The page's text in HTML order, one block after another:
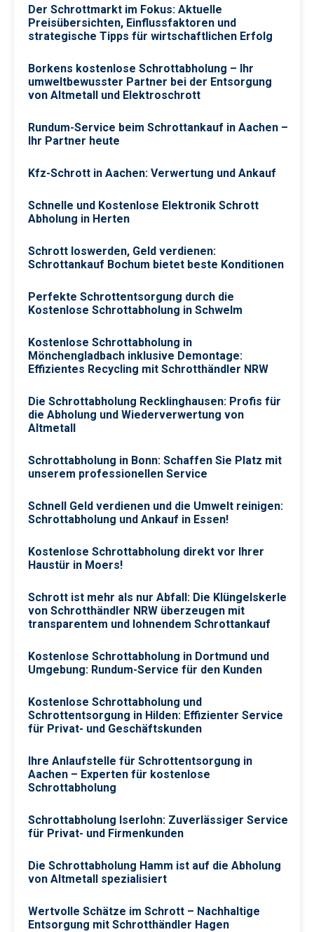
Der Schrottmarkt im Fokus: Aktuelle
Preisübersichten, Einflussfaktoren und
strategische Tipps für wirtschaftlichen Erfolg
Borkens kostenlose Schrottabholung – Ihr
umweltbewusster Partner bei der Entsorgung
von Altmetall und Elektroschrott
Rundum-Service beim Schrottankauf in Aachen –
Ihr Partner heute
Kfz-Schrott in Aachen: Verwertung und Ankauf
Schnelle und Kostenlose Elektronik Schrott
Abholung in Herten
Schrott loswerden, Geld verdienen:
Schrottankauf Bochum bietet beste Konditionen
Perfekte Schrottentsorgung durch die
Kostenlose Schrottabholung in Schwelm
Kostenlose Schrottabholung in
Mönchengladbach inklusive Demontage:
Effizientes Recycling mit Schrotthändler NRW
Die Schrottabholung Recklinghausen: Profis für
die Abholung und Wiederverwertung von
Altmetall
Schrottabholung in Bonn: Schaffen Sie Platz mit
unserem professionellen Service
Schnell Geld verdienen und die Umwelt reinigen:
Schrottabholung und Ankauf in Essen!
Kostenlose Schrottabholung direkt vor Ihrer
Haustür in Moers!
Schrott ist mehr als nur Abfall: Die Klüngelskerle
von Schrotthändler NRW überzeugen mit
transparentem und lohnendem Schrottankauf
Kostenlose Schrottabholung in Dortmund und
Umgebung: Rundum-Service für den Kunden
Kostenlose Schrottabholung und
Schrottentsorgung in Hilden: Effizienter Service
für Privat- und Geschäftskunden
Ihre Anlaufstelle für Schrottentsorgung in
Aachen – Experten für kostenlose
Schrottabholung
Schrottabholung Iserlohn: Zuverlässiger Service
für Privat- und Firmenkunden
Die Schrottabholung Hamm ist auf die Abholung
von Altmetall spezialisiert
Wertvolle Schätze im Schrott – Nachhaltige
Entsorgung mit Schrotthändler Hagen